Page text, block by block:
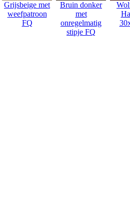
Grijsbeige met
weefpatroon
FQ
Bruin donker
met
onregelmatig
stipje FQ